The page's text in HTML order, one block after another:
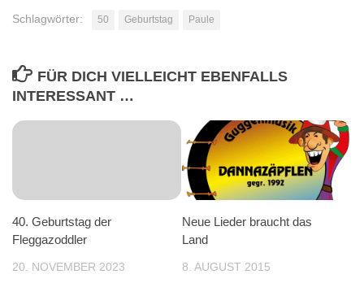
Schlagwörter: 50 Geburtstag Paule
FÜR DICH VIELLEICHT EBENFALLS
INTERESSANT …
40. Geburtstag der
Fleggazoddler
20. NOVEMBER 2023
Neue Lieder braucht das
Land
8. AUGUST 2015